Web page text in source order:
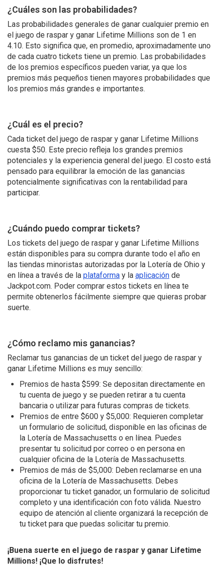
¿Cuáles son las probabilidades?
Las probabilidades generales de ganar cualquier premio en
el juego de raspar y ganar Lifetime Millions son de 1 en
4.10. Esto significa que, en promedio, aproximadamente uno
de cada cuatro tickets tiene un premio. Las probabilidades
de los premios específicos pueden variar, ya que los
premios más pequeños tienen mayores probabilidades que
los premios más grandes e importantes.
¿Cuál es el precio?
Cada ticket del juego de raspar y ganar Lifetime Millions
cuesta $50. Este precio refleja los grandes premios
potenciales y la experiencia general del juego. El costo está
pensado para equilibrar la emoción de las ganancias
potencialmente significativas con la rentabilidad para
participar.
¿Cuándo puedo comprar tickets?
Los tickets del juego de raspar y ganar Lifetime Millions
están disponibles para su compra durante todo el año en
las tiendas minoristas autorizadas por la Lotería de Ohio y
en línea a través de la plataforma y la aplicación de
Jackpot.com. Poder comprar estos tickets en línea te
permite obtenerlos fácilmente siempre que quieras probar
suerte.
¿Cómo reclamo mis ganancias?
Reclamar tus ganancias de un ticket del juego de raspar y
ganar Lifetime Millions es muy sencillo:
Premios de hasta $599: Se depositan directamente en
tu cuenta de juego y se pueden retirar a tu cuenta
bancaria o utilizar para futuras compras de tickets.
Premios de entre $600 y $5,000: Requieren completar
un formulario de solicitud, disponible en las oficinas de
la Lotería de Massachusetts o en línea. Puedes
presentar tu solicitud por correo o en persona en
cualquier oficina de la Lotería de Massachusetts.
Premios de más de $5,000: Deben reclamarse en una
oficina de la Lotería de Massachusetts. Debes
proporcionar tu ticket ganador, un formulario de solicitud
completo y una identificación con foto válida. Nuestro
equipo de atención al cliente organizará la recepción de
tu ticket para que puedas solicitar tu premio.
¡Buena suerte en el juego de raspar y ganar Lifetime
Millions! ¡Que lo disfrutes!